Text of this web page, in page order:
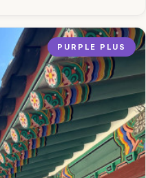
PURPLE PLUS